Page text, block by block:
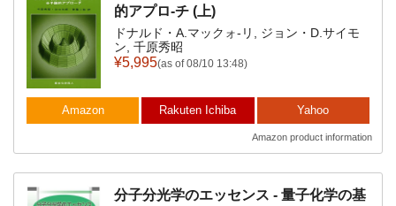
的アプロ-チ (上)
ドナルド・A.マックォ-リ, ジョン・D.サイモ
ン, 千原秀昭
¥5,995(as of 08/10 13:48)
Amazon Rakuten Ichiba Yahoo
Amazon product information
分子分光学のエッセンス - 量子化学の基